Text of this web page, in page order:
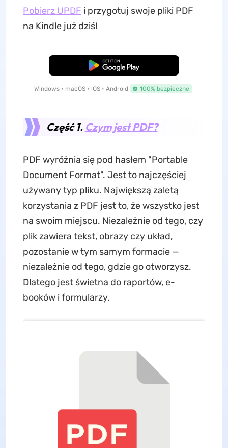
Pobierz UPDF i przygotuj swoje pliki PDF
na Kindle już dziś!
Pobierz za darmo
Windows • macOS • iOS • Android 100% bezpieczne
Część 1. Czym jest PDF?
PDF wyróżnia się pod hasłem "Portable
Document Format". Jest to najczęściej
używany typ pliku. Największą zaletą
korzystania z PDF jest to, że wszystko jest
na swoim miejscu. Niezależnie od tego, czy
plik zawiera tekst, obrazy czy układ,
pozostanie w tym samym formacie —
niezależnie od tego, gdzie go otworzysz.
Dlatego jest świetna do raportów, e-
booków i formularzy.